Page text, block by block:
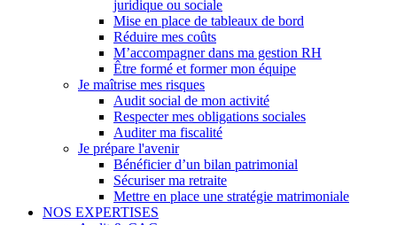
juridique ou sociale
Mise en place de tableaux de bord
Réduire mes coûts
M’accompagner dans ma gestion RH
Être formé et former mon équipe
Je maîtrise mes risques
Audit social de mon activité
Respecter mes obligations sociales
Auditer ma fiscalité
Je prépare l'avenir
Bénéficier d’un bilan patrimonial
Sécuriser ma retraite
Mettre en place une stratégie matrimoniale
NOS EXPERTISES